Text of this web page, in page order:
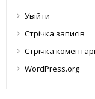
Увійти
Стрічка записів
Стрічка
WordPress.org